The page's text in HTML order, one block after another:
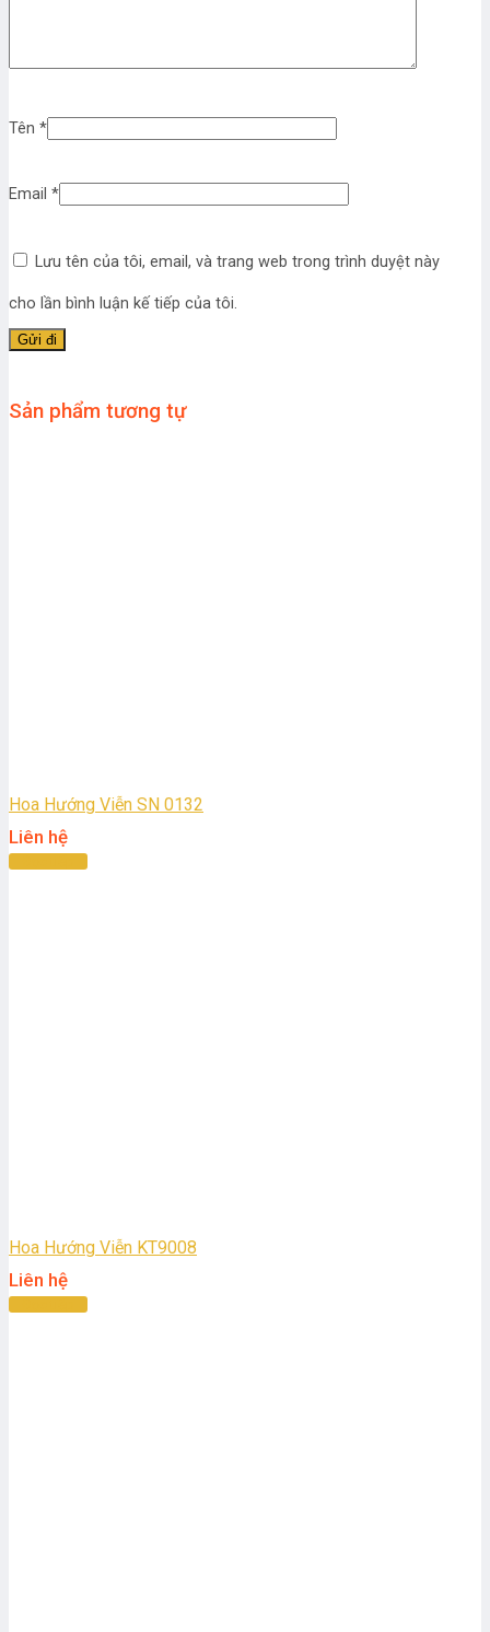
Tên *
Email *
Lưu tên của tôi, email, và trang web trong trình duyệt này
cho lần bình luận kế tiếp của tôi.
Sản phẩm tương tự
Hoa Hướng Viễn SN 0132
Liên hệ
Hoa Hướng Viễn KT9008
Liên hệ